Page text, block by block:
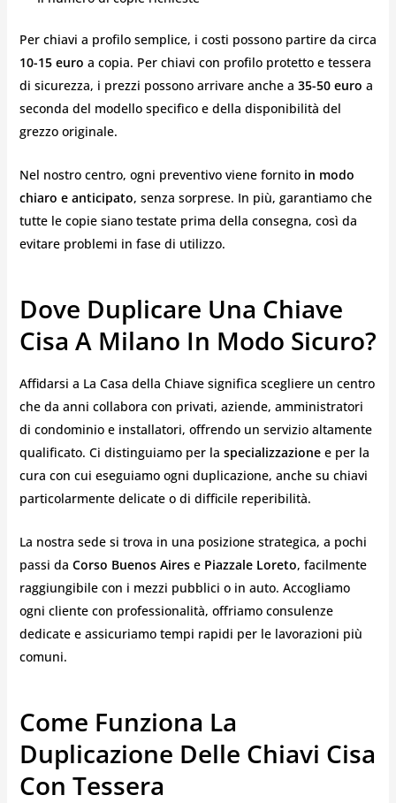
Per chiavi a profilo semplice, i costi possono partire da circa
10-15 euro a copia. Per chiavi con profilo protetto e tessera
di sicurezza, i prezzi possono arrivare anche a 35-50 euro a
seconda del modello specifico e della disponibilità del
grezzo originale.
Nel nostro centro, ogni preventivo viene fornito in modo
chiaro e anticipato, senza sorprese. In più, garantiamo che
tutte le copie siano testate prima della consegna, così da
evitare problemi in fase di utilizzo.
Dove Duplicare Una Chiave
Cisa A Milano In Modo Sicuro?
Affidarsi a La Casa della Chiave significa scegliere un centro
che da anni collabora con privati, aziende, amministratori
di condominio e installatori, offrendo un servizio altamente
qualificato. Ci distinguiamo per la specializzazionee per la
cura con cui eseguiamo ogni duplicazione, anche su chiavi
particolarmente delicate o di difficile reperibilità.
La nostra sede si trova in una posizione strategica, a pochi
passi da Corso Buenos Airese Piazzale Loreto, facilmente
raggiungibile con i mezzi pubblici o in auto. Accogliamo
ogni cliente con professionalità, offriamo consulenze
dedicate e assicuriamo tempi rapidi per le lavorazioni più
comuni.
Come Funziona La
Duplicazione Delle Chiavi Cisa
Con Tessera